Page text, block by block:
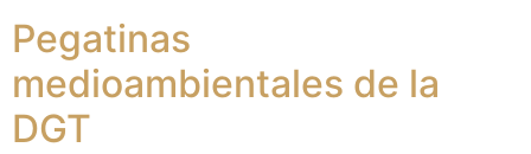
Pegatinas
medioambientales de la
DGT